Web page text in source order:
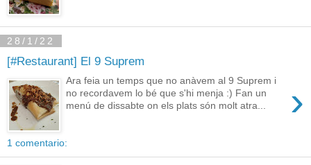
28/1/22
[#Restaurant] El 9 Suprem
›
Ara feia un temps que no anàvem al 9 Suprem i
no recordavem lo bé que s'hi menja :) Fan un
menú de dissabte on els plats són molt atra...
1 comentario: